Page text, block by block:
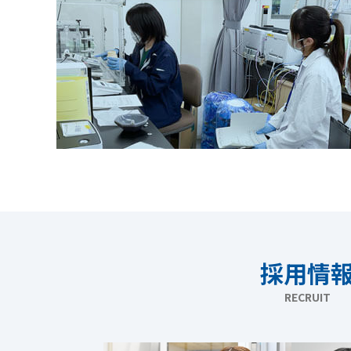
採用情
RECRUIT